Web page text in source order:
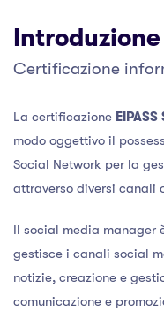
Introduzione
Certificazione
La certificazione
modo oggettivo il
Social Network per la
attraverso diversi canali
Il social media manager
gestisce i canali social
notizie, creazione e
comunicazione e